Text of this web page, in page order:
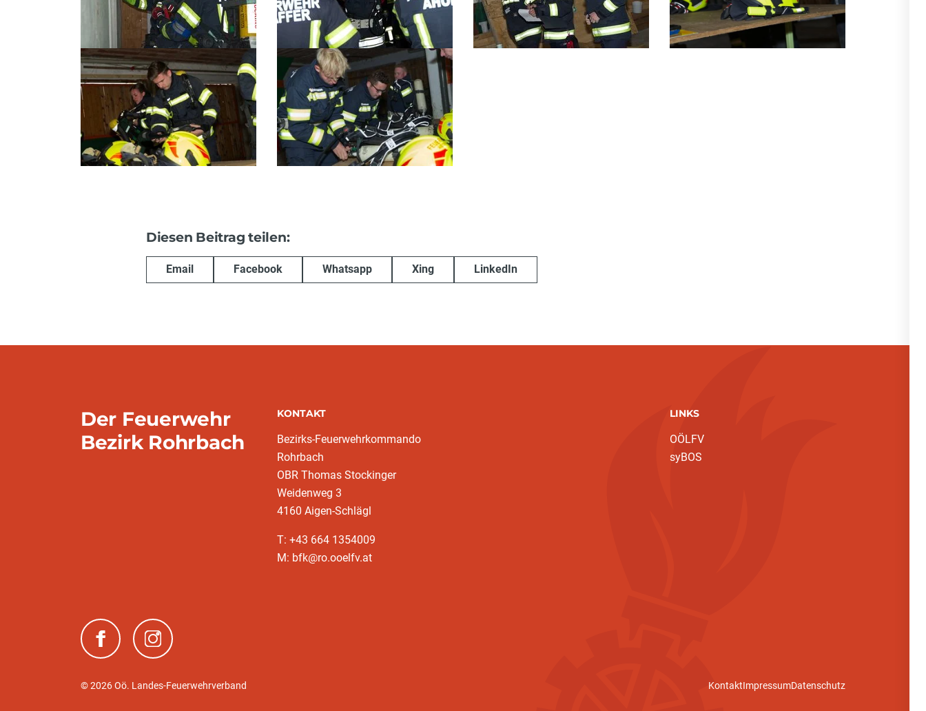
Diesen Beitrag teilen:
Email Facebook Whatsapp Xing LinkedIn
Der Feuerwehr
Bezirk Rohrbach
KONTAKT
Bezirks-Feuerwehrkommando
Rohrbach
OBR Thomas Stockinger
Weidenweg 3
4160 Aigen-Schlägl
T: +43 664 1354009
M: bfk@ro.ooelfv.at
LINKS
OÖLFV
syBOS
(neues Fenster)(neues Fenster)
© 2026 Oö. Landes-Feuerwehrverband KontaktImpressumDatenschutz